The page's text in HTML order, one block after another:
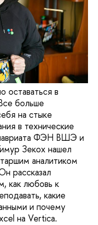
оставаться в
больше
на стыке
в технические
ФЭН ВШЭ и
Зекох нашел
аналитиком
рассказал
как любовь к
какие
и почему
на Vertica.